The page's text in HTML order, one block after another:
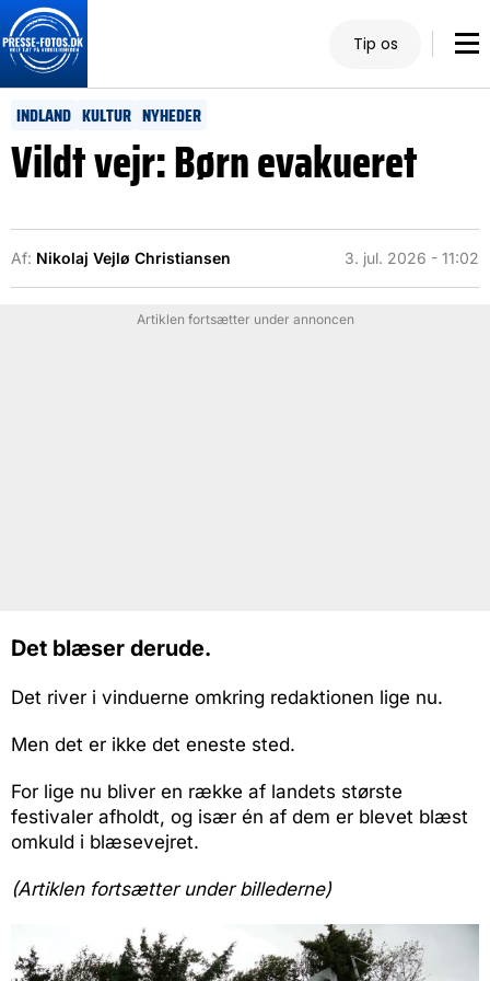
Tip os
INDLAND KULTUR NYHEDER
Vildt vejr: Børn evakueret
Af: Nikolaj Vejlø Christiansen 3. jul. 2026 - 11:02
Artiklen fortsætter under annoncen
Det blæser derude.
Det river i vinduerne omkring redaktionen lige nu.
Men det er ikke det eneste sted.
For lige nu bliver en række af landets største
festivaler afholdt, og især én af dem er blevet blæst
omkuld i blæsevejret.
(Artiklen fortsætter under billederne)